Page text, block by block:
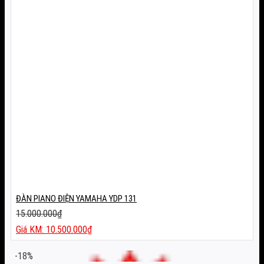
ĐÀN PIANO ĐIỆN YAMAHA YDP 131
15.000.000₫
Giá
gốc
là:
10.500.000₫
Giá
hiện
-18%